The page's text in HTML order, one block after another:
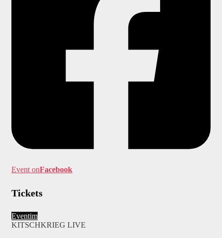
Event onFacebook
Tickets
Eventim
KITSCHKRIEG LIVE